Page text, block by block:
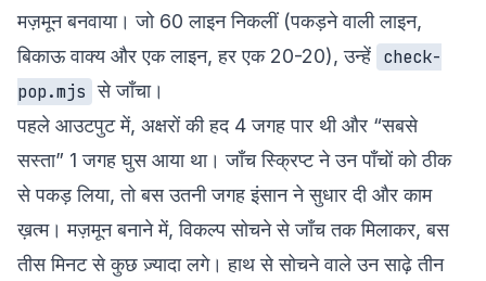
मज़मून बनवाया। जो 60 लाइन निकलीं (पकड़ने वाली लाइन,
बिकाऊ वाक्य और एक लाइन, हर एक 20-20), उन्हें check-
pop.mjs से जाँचा।
पहले आउटपुट में, अक्षरों की हद 4 जगह पार थी और “सबसे
सस्ता” 1 जगह घुस आया था। जाँच स्क्रिप्ट ने उन पाँचों को ठीक
से पकड़ लिया, तो बस उतनी जगह इंसान ने सुधार दी और काम
ख़त्म। मज़मून बनाने में, विकल्प सोचने से जाँच तक मिलाकर, बस
तीस मिनट से कुछ ज़्यादा लगे। हाथ से सोचने वाले उन साढ़े तीन